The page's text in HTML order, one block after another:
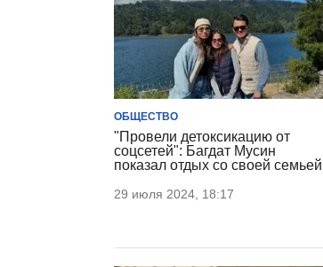
ОБЩЕСТВО
"Провели детоксикацию от
соцсетей": Багдат Мусин
показал отдых со своей семьей
29 июля 2024, 18:17